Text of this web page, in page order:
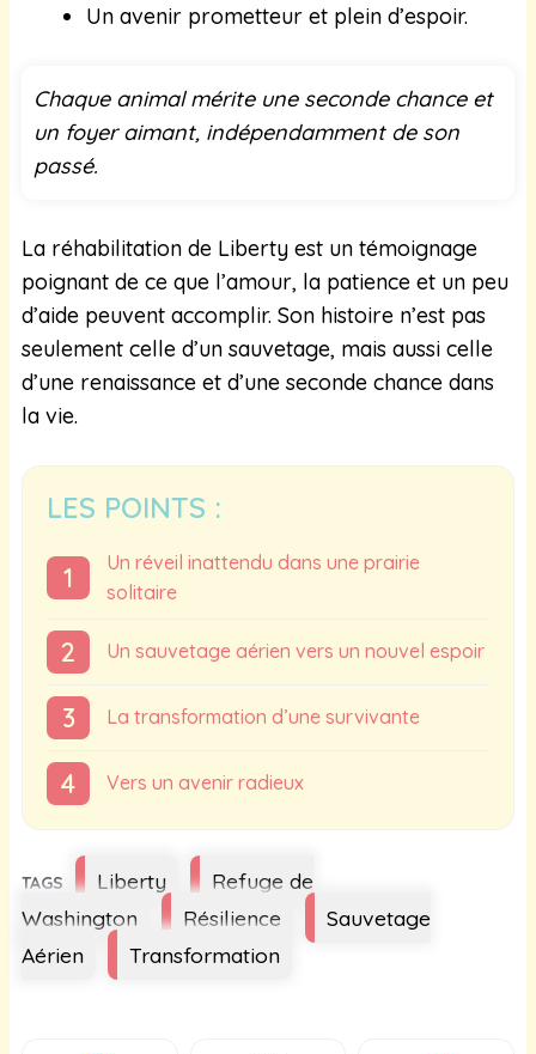
Un avenir prometteur et plein d’espoir.
Chaque animal mérite une seconde chance et
un foyer aimant, indépendamment de son
passé.
La réhabilitation de Liberty est un témoignage
poignant de ce que l’amour, la patience et un peu
d’aide peuvent accomplir. Son histoire n’est pas
seulement celle d’un sauvetage, mais aussi celle
d’une renaissance et d’une seconde chance dans
la vie.
LES POINTS :
Un réveil inattendu dans une prairie
solitaire
Un sauvetage aérien vers un nouvel espoir
La transformation d’une survivante
Vers un avenir radieux
Étiquettes
Liberty
Refuge de
Washington
Résilience
Sauvetage
Aérien
Transformation